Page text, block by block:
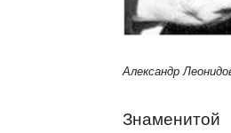
Александр